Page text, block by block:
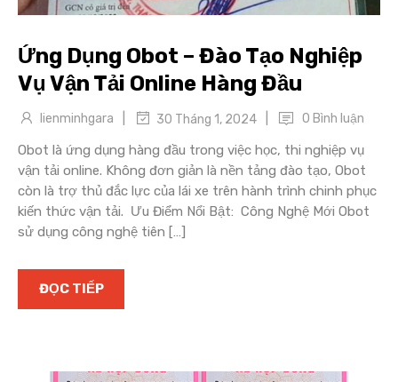
Ứng Dụng Obot – Đào Tạo Nghiệp
Vụ Vận Tải Online Hàng Đầu
lienminhgara 30 Tháng 1, 2024 0 Bình luận
Obot là ứng dụng hàng đầu trong việc học, thi nghiệp vụ
vận tải online. Không đơn giản là nền tảng đào tạo, Obot
còn là trợ thủ đắc lực của lái xe trên hành trình chinh phục
kiến thức vận tải. Ưu Điểm Nổi Bật: Công Nghệ Mới Obot
sử dụng công nghệ tiên […]
ĐỌC TIẾP